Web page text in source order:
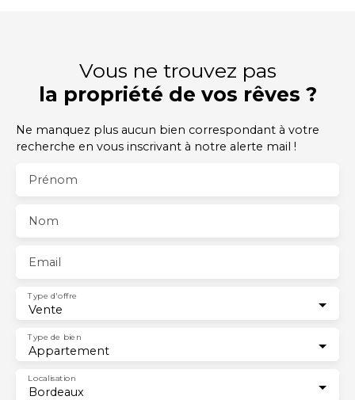
Vous ne trouvez pas
la propriété de vos rêves ?
Ne manquez plus aucun bien correspondant à votre
recherche en vous inscrivant à notre alerte mail !
Prénom
Nom
Email
Vente
Type d'offre
Appartement
Type de bien
Bordeaux
Localisation